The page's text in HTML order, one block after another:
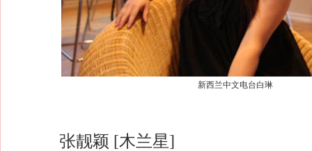
新西兰中文电台白琳
张靓颖 [木兰星]